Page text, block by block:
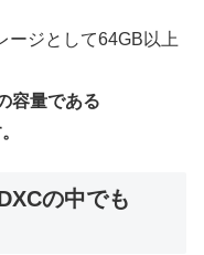
ージとして64GB以上
容量である
の中でも